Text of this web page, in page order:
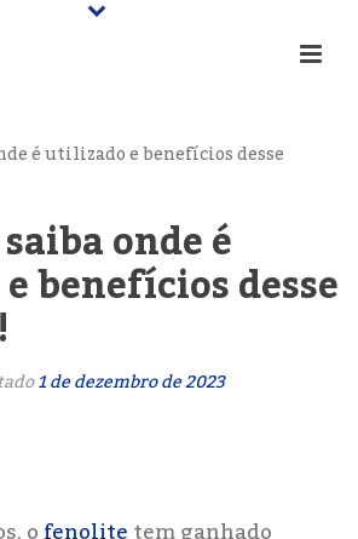
onde é
benefícios desse
1 de dezembro de 2023